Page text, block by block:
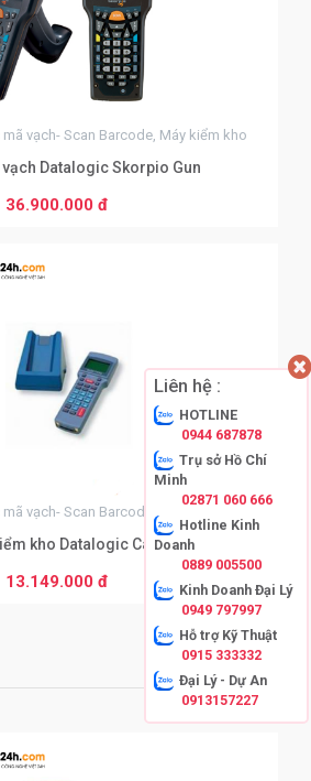
Liên hệ :
HOTLINE
0944 687878
Trụ sở Hồ Chí
Minh
02871 060 666
Hotline Kinh
Doanh
0889 005500
Kinh Doanh Đại Lý
0949 797997
Hỗ trợ Kỹ Thuật
0915 333332
Đại Lý - Dự An
0913157227
vạch- Scan Barcode, Máy kiểm kho
Datalogic Skorpio Gun
36.900.000 đ
VÀO GIỎ HÀNG
vạch- Scan Barcode, Máy kiểm kho
kho Datalogic Cap72
13.149.000 đ
VÀO GIỎ HÀNG